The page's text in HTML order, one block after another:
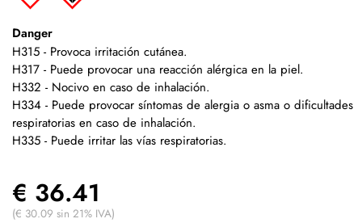
Danger
H315 - Provoca irritación cutánea.
H317 - Puede provocar una reacción alérgica en la piel.
H332 - Nocivo en caso de inhalación.
H334 - Puede provocar síntomas de alergia o asma o dificultades
respiratorias en caso de inhalación.
H335 - Puede irritar las vías respiratorias.
€ 36.41
(€ 30.09 sin 21% IVA)